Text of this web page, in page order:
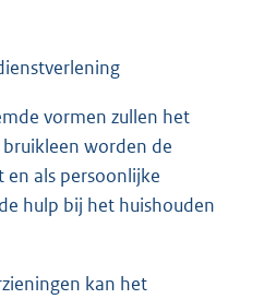
vormen zullen het
worden de
als persoonlijke
hulp bij het huishouden
kan het